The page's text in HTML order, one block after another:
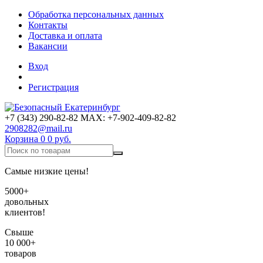
Обработка персональных данных
Контакты
Доставка и оплата
Вакансии
Вход
Регистрация
+7 (343) 290-82-82 MAX: +7-902-409-82-82
2908282@mail.ru
Корзина 0 0 руб.
Самые низкие цены!
5000+
довольных
клиентов!
Свыше
10 000+
товаров